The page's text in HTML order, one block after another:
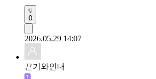
0
2026.05.29 14:07
끈기와인내